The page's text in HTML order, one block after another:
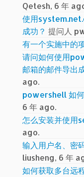
Qetesh, 6 年
使用
成功？ 提问人
有一个实施中的
请问如何使用
邮箱的邮件导出
ago.
powershell 如何
6 年 ago.
怎么安装并使用
ago.
输入用户名、密
liusheng, 6 年
如何获取多台远